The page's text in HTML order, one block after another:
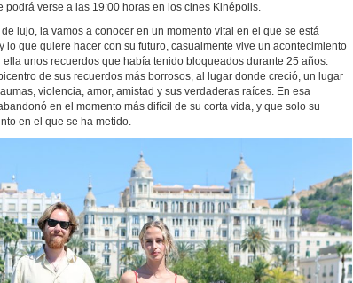
verse a las 19:00 horas en los cines Kinépolis.
lujo, la vamos a conocer en un momento vital en el que se está
lo que quiere hacer con su futuro, casualmente vive un acontecimiento
unos recuerdos que había tenido bloqueados durante 25 años.
de sus recuerdos más borrosos, al lugar donde creció, un lugar
violencia, amor, amistad y sus verdaderas raíces. En esa
en el momento más difícil de su corta vida, y que solo su
en el que se ha metido.